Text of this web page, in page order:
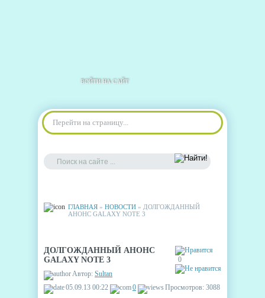
ВОЙТИ НА САЙТ
Перейти на страницу...
ГЛАВНАЯ » НОВОСТИ » ДОЛГОЖДАННЫЙ
АНОНС GALAXY NOTE 3
0
ДОЛГОЖДАННЫЙ АНОНС
GALAXY NOTE 3
Автор: Sultan
05.09.13 00:22
0 Просмотров: 3088